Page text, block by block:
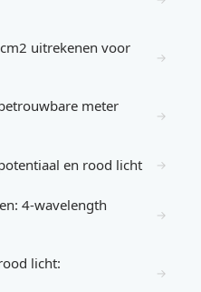
uitrekenen voor
→
meter
→
en rood licht →
4-wavelength
→
licht:
→